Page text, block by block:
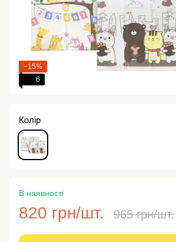
−15%
6
Колір
В наявності
820 грн/шт. 965 грн/шт.